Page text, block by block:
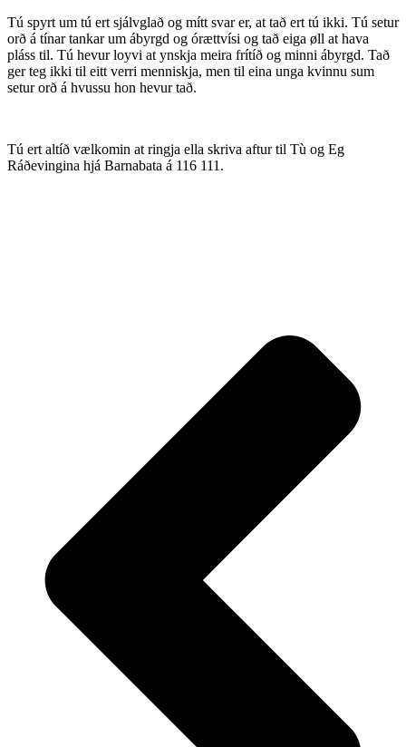
Tú spyrt um tú ert sjálvglað og mítt svar er, at tað ert tú ikki. Tú setur
orð á tínar tankar um ábyrgd og órættvísi og tað eiga øll at hava
pláss til. Tú hevur loyvi at ynskja meira frítíð og minni ábyrgd. Tað
ger teg ikki til eitt verri menniskja, men til eina unga kvinnu sum
setur orð á hvussu hon hevur tað.
Tú ert altíð vælkomin at ringja ella skriva aftur til Tù og Eg
Ráðevingina hjá Barnabata á 116 111.